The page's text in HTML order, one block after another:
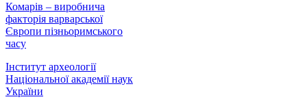
Комарів – виробнича
факторія варварської
Європи пізньоримського
часу
Інститут археології
Національної академії наук
України